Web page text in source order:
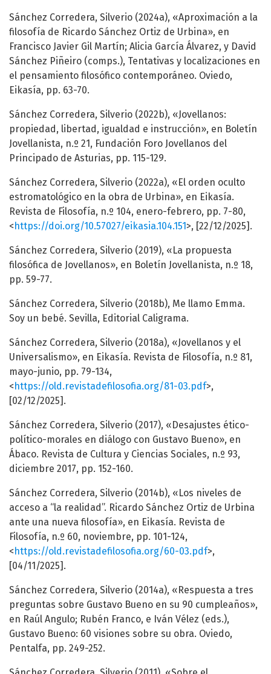
Sánchez Corredera, Silverio (2024a), «Aproximación a la
filosofía de Ricardo Sánchez Ortiz de Urbina», en
Francisco Javier Gil Martín; Alicia García Álvarez, y David
Sánchez Piñeiro (comps.), Tentativas y localizaciones en
el pensamiento filosófico contemporáneo. Oviedo,
Eikasía, pp. 63-70.
Sánchez Corredera, Silverio (2022b), «Jovellanos:
propiedad, libertad, igualdad e instrucción», en Boletín
Jovellanista, n.º 21, Fundación Foro Jovellanos del
Principado de Asturias, pp. 115-129.
Sánchez Corredera, Silverio (2022a), «El orden oculto
estromatológico en la obra de Urbina», en Eikasía.
Revista de Filosofía, n.º 104, enero-febrero, pp. 7-80,
<https://doi.org/10.57027/eikasia.104.151>, [22/12/2025].
Sánchez Corredera, Silverio (2019), «La propuesta
filosófica de Jovellanos», en Boletín Jovellanista, n.º 18,
pp. 59-77.
Sánchez Corredera, Silverio (2018b), Me llamo Emma.
Soy un bebé. Sevilla, Editorial Caligrama.
Sánchez Corredera, Silverio (2018a), «Jovellanos y el
Universalismo», en Eikasía. Revista de Filosofía, n.º 81,
mayo-junio, pp. 79-134,
<https://old.revistadefilosofia.org/81-03.pdf>,
[02/12/2025].
Sánchez Corredera, Silverio (2017), «Desajustes ético-
político-morales en diálogo con Gustavo Bueno», en
Ábaco. Revista de Cultura y Ciencias Sociales, n.º 93,
diciembre 2017, pp. 152-160.
Sánchez Corredera, Silverio (2014b), «Los niveles de
acceso a “la realidad”. Ricardo Sánchez Ortiz de Urbina
ante una nueva filosofía», en Eikasía. Revista de
Filosofía, n.º 60, noviembre, pp. 101-124,
<https://old.revistadefilosofia.org/60-03.pdf>,
[04/11/2025].
Sánchez Corredera, Silverio (2014a), «Respuesta a tres
preguntas sobre Gustavo Bueno en su 90 cumpleaños»,
en Raúl Angulo; Rubén Franco, e Iván Vélez (eds.),
Gustavo Bueno: 60 visiones sobre su obra. Oviedo,
Pentalfa, pp. 249-252.